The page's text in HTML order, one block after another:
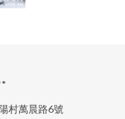
村萬晨路6號